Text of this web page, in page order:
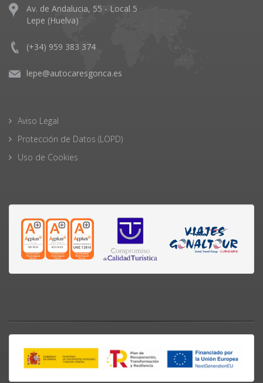
Av. de Andalucia, 55 - Local 5
Lepe (Huelva)
(+34) 959 383 374
lepe@autocaresgonca.es
Aviso Legal
Protección de Datos (LOPD)
Uso de Cookies